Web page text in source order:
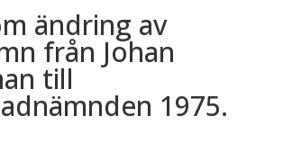
ändring av
från Johan
till
1975.